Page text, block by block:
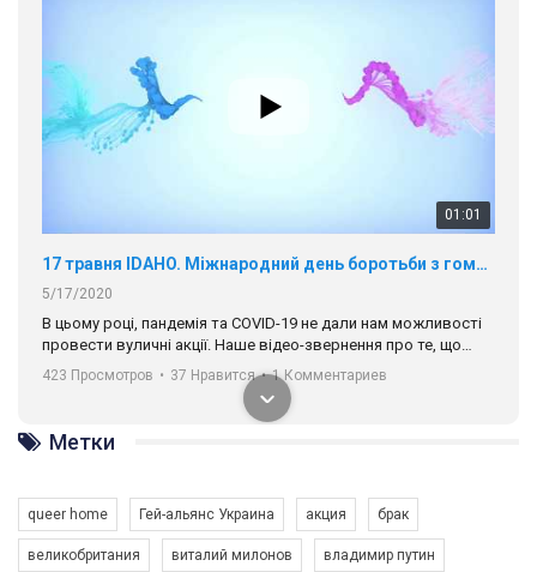
01:01
17 травня IDAHO. Міжнародний день боротьби з гомофобією трансфобією і біфобія.
5/17/2020
В цьому році, пандемія та COVІD-19 не дали нам можливості
провести вуличні акції. Наше відео-звернення про те, що
навіть коли ми у різних містах та не можемо зустрінеться, ми
разом. Ми закликаємо всіх хто поділяє цінності рівності та
солідарності, приєднатися до нас. Регіональні підрозділи
ГАУ є в 16 областях України.
Разом наш голос лунає гучніше!
423 Просмотров • 37 Нравится • 1 Комментариев
Метки
queer home Гей-альянс Украина акция брак
великобритания виталий милонов владимир путин